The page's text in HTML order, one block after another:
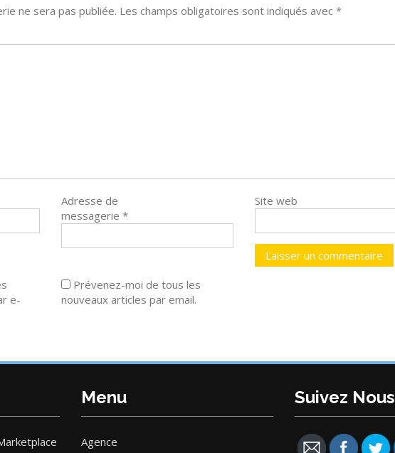
ne sera pas publiée. Les champs obligatoires sont indiqués avec *
Adresse de
messagerie *
Site web
e-
Prévenez-moi de tous les
nouveaux articles par email.
Menu
Agence
Suivez Nous